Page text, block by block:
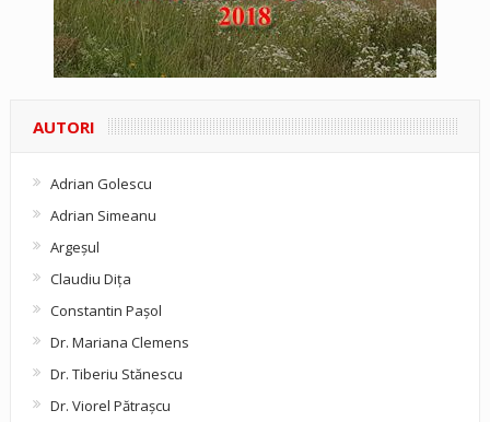
AUTORI
Adrian Golescu
Adrian Simeanu
Argeşul
Claudiu Diţa
Constantin Pașol
Dr. Mariana Clemens
Dr. Tiberiu Stănescu
Dr. Viorel Pătraşcu